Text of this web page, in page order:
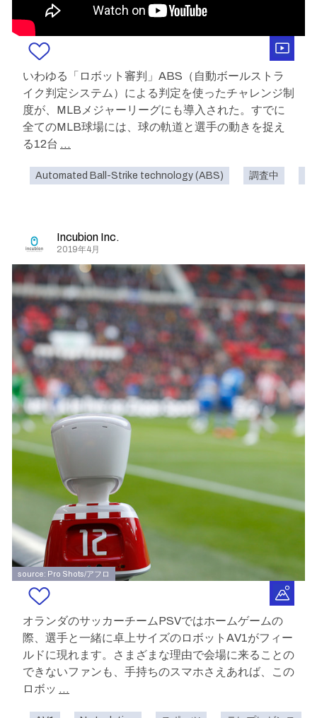
いわゆる「ロボット審判」ABS（自動ボールストラ
イク判定システム）による判定を使ったチャレンジ制
度が、MLBメジャーリーグにも導入された。すでに
全てのMLB球場には、球の軌道と選手の動きを捉え
る12台 ...
Automated Ball-Strike technology (ABS) 調査中
Incubion Inc.
2019年4月
source: Pro Shots/アフロ
オランダのサッカーチームPSVではホームゲームの
際、選手と一緒に卓上サイズのロボットAV1がフィー
ルドに現れます。さまざまな理由で会場に来ることの
できないファンも、手持ちのスマホさえあれば、この
ロボッ ...